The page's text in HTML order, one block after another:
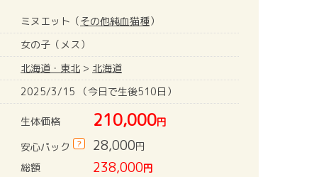
ミヌエット（その他純血猫種）
女の子（メス）
北海道・東北 > 北海道
2025/3/15 （今日で生後510日）
生体価格 210,000円
安心パック
? 28,000円
総額
238,000円